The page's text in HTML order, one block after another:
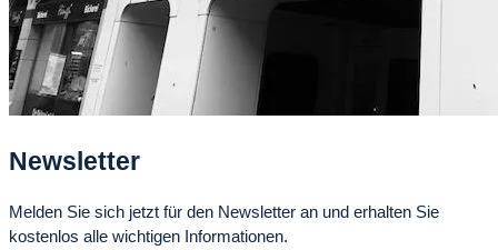
Newsletter
Melden Sie sich jetzt für den Newsletter an und erhalten Sie
kostenlos alle wichtigen Informationen.